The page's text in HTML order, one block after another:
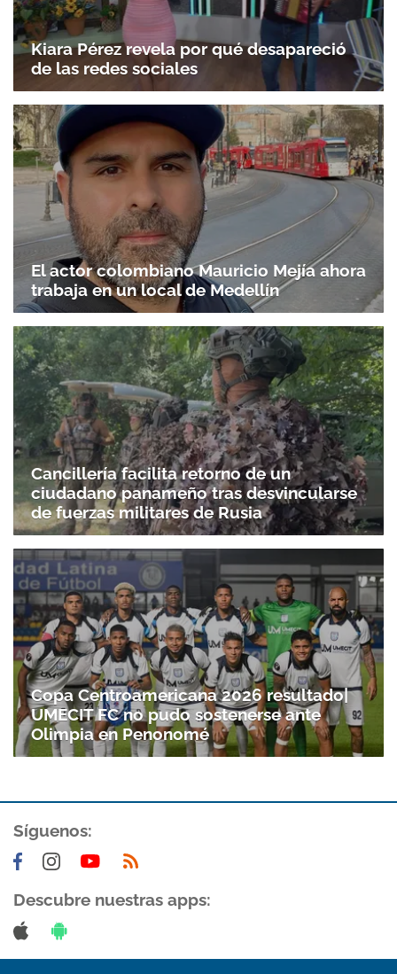
Gracias por suscribirte a nuestro boletín.
ACEPTAR
Kiara Pérez revela por qué desapareció
de las redes sociales
El actor colombiano Mauricio Mejía ahora
trabaja en un local de Medellín
Cancillería facilita retorno de un
ciudadano panameño tras desvincularse
de fuerzas militares de Rusia
Copa Centroamericana 2026 resultado|
UMECIT FC no pudo sostenerse ante
Olimpia en Penonomé
Síguenos:
Descubre nuestras apps: